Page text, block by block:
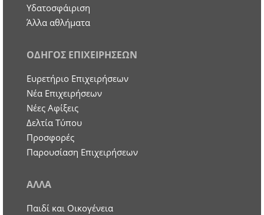
Υδατοσφάιριση
Άλλα αθλήματα
ΟΔΗΓΟΣ ΕΠΙΧΕΙΡΗΣΕΩΝ
Ευρετήριο Επιχειρήσεων
Nέα Επιχειρήσεων
Νέες Αφίξεις
Δελτία Τύπου
Προσφορές
Παρουσίαση Επιχειρήσεων
ΑΛΛΑ
Παιδί και Οικογένεια